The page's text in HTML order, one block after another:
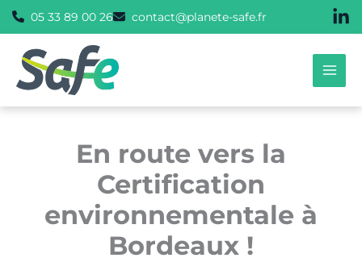
Aller
au
contenu
05 33 89 00 26 contact@planete-safe.fr
En route vers la
Certification
environnementale à
Bordeaux !